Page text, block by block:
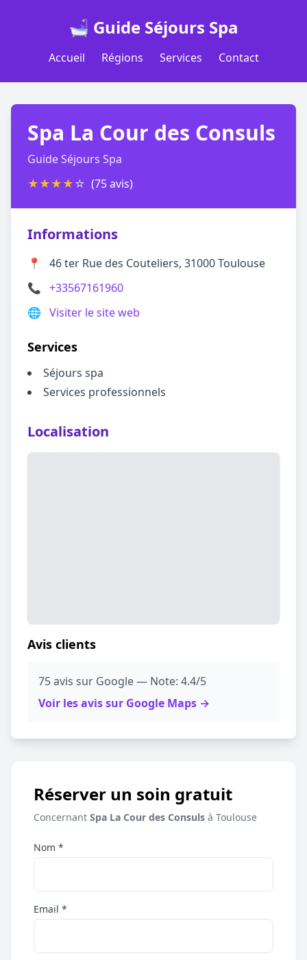
🛁 Guide Séjours Spa
Accueil Régions Services Contact
Spa La Cour des Consuls
Guide Séjours Spa
★★★★☆ (75 avis)
Informations
📍
46 ter Rue des Couteliers, 31000 Toulouse
📞 +33567161960
🌐 Visiter le site web
Services
Séjours spa
Services professionnels
Localisation
Avis clients
75 avis sur Google — Note: 4.4/5
Voir les avis sur Google Maps →
Réserver un soin gratuit
Concernant Spa La Cour des Consuls à Toulouse
Nom *
Email *